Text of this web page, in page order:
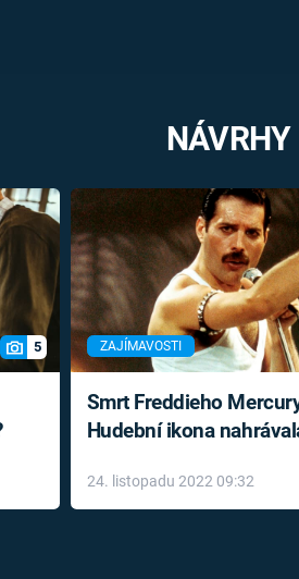
NÁVRHY
5 ZAJÍMAVOSTI
Smrt Freddieho
Hudební ikona
léky
24. listopadu 2022 09:32